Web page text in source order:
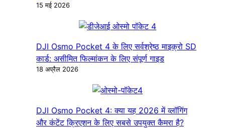
15 मई 2026
DJI Osmo Pocket 4 के लिए सर्वश्रेष्ठ माइक्रो SD
कार्ड: असीमित फिल्मांकन के लिए संपूर्ण गाइड
18 अप्रैल 2026
DJI Osmo Pocket 4: क्या यह 2026 में व्लॉगिंग
और कंटेंट क्रिएशन के लिए सबसे उपयुक्त कैमरा है?